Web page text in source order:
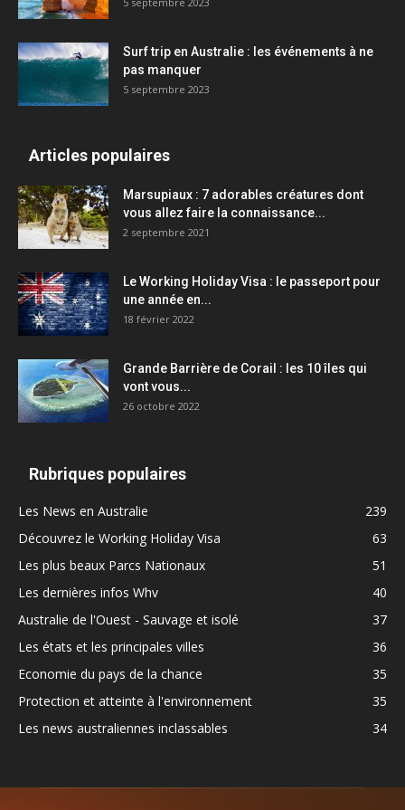
Surf trip en Australie : les événements à ne
pas manquer
5 septembre 2023
Articles populaires
Marsupiaux : 7 adorables créatures dont
vous allez faire la connaissance...
2 septembre 2021
Le Working Holiday Visa : le passeport pour
une année en...
18 février 2022
Grande Barrière de Corail : les 10 îles qui
vont vous...
26 octobre 2022
Rubriques populaires
Les News en Australie
239
Découvrez le Working Holiday Visa
63
Les plus beaux Parcs Nationaux
51
Les dernières infos Whv
40
Australie de l'Ouest - Sauvage et isolé
37
Les états et les principales villes
36
Economie du pays de la chance
35
Protection et atteinte à l'environnement
35
Les news australiennes inclassables
34